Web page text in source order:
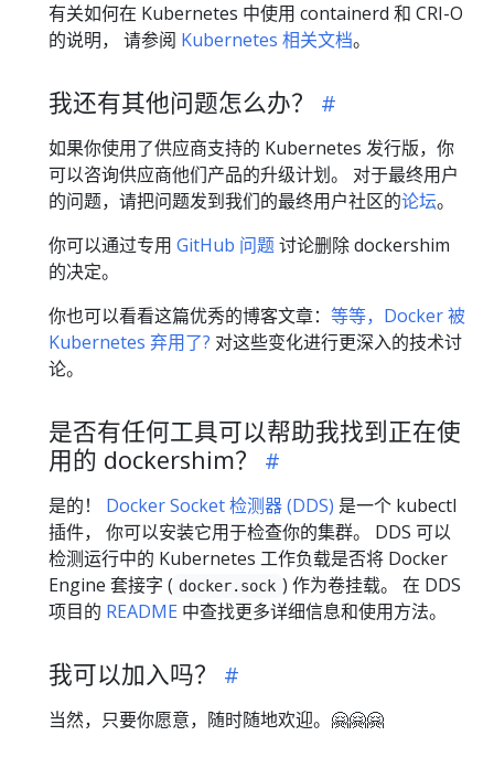
有关如何在 Kubernetes 中使用 containerd 和 CRI-O
的说明， 请参阅 Kubernetes 相关文档。
我还有其他问题怎么办？
如果你使用了供应商支持的 Kubernetes 发行版，你
可以咨询供应商他们产品的升级计划。 对于最终用户
的问题，请把问题发到我们的最终用户社区的论坛。
你可以通过专用 GitHub 问题讨论删除 dockershim
的决定。
你也可以看看这篇优秀的博客文章： 等等，Docker 被
Kubernetes 弃用了? 对这些变化进行更深入的技术讨
论。
是否有任何工具可以帮助我找到正在使
用的 dockershim？
是的！ Docker Socket 检测器 (DDS) 是一个 kubectl
插件， 你可以安装它用于检查你的集群。 DDS 可以
检测运行中的 Kubernetes 工作负载是否将 Docker
Engine 套接字 ( docker.sock ) 作为卷挂载。 在 DDS
项目的 README 中查找更多详细信息和使用方法。
我可以加入吗？
当然，只要你愿意，随时随地欢迎。🤗🤗🤗